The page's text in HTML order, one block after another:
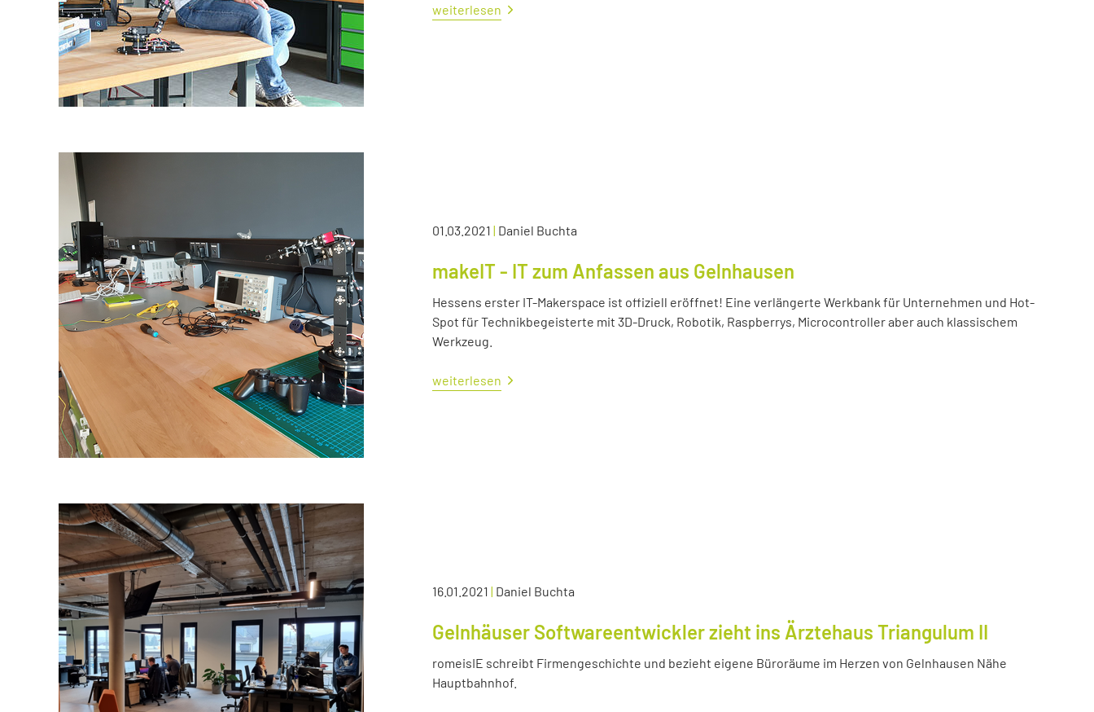
weiterlesen
01.03.2021 | Daniel Buchta
makeIT - IT zum Anfassen aus Gelnhausen
Hessens erster IT-Makerspace ist offiziell eröffnet! Eine verlängerte Werkbank für Unternehmen und Hot-
Spot für Technikbegeisterte mit 3D-Druck, Robotik, Raspberrys, Microcontroller aber auch klassischem
Werkzeug.
weiterlesen
16.01.2021 | Daniel Buchta
Gelnhäuser Softwareentwickler zieht ins Ärztehaus Triangulum II
romeisIE schreibt Firmengeschichte und bezieht eigene Büroräume im Herzen von Gelnhausen Nähe
Hauptbahnhof.